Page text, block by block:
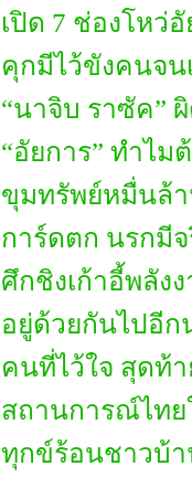
เปิด 7 ช่องโหว่
คุกมีไว้ขังคนจน
“นาจิบ ราซัค”
“อัยการ” ทำไม
ขุมทรัพย์หมื่นล้
การ์ดตก นรกมี
ศึกชิงเก้าอี้พลัง
อยู่ด้วยกันไปอีก
คนที่ไว้ใจ สุดท้
สถานการณ์ไท
ทุกข์ร้อนชาวบ้า